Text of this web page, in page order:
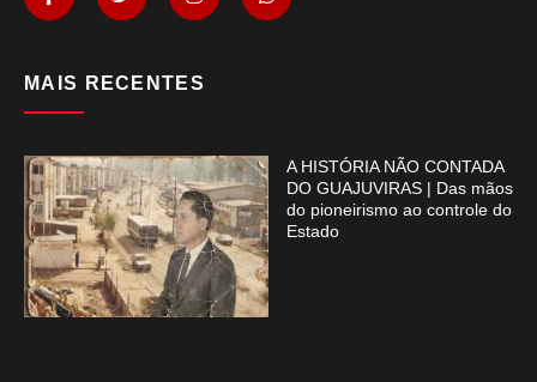
MAIS RECENTES
A HISTÓRIA NÃO CONTADA
DO GUAJUVIRAS | Das mãos
do pioneirismo ao controle do
Estado